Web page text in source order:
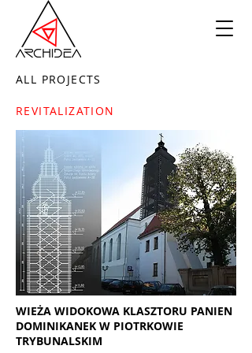
ALL PROJECTS
REVITALIZATION
WIEŻA WIDOKOWA KLASZTORU PANIEN
DOMINIKANEK W PIOTRKOWIE
TRYBUNALSKIM